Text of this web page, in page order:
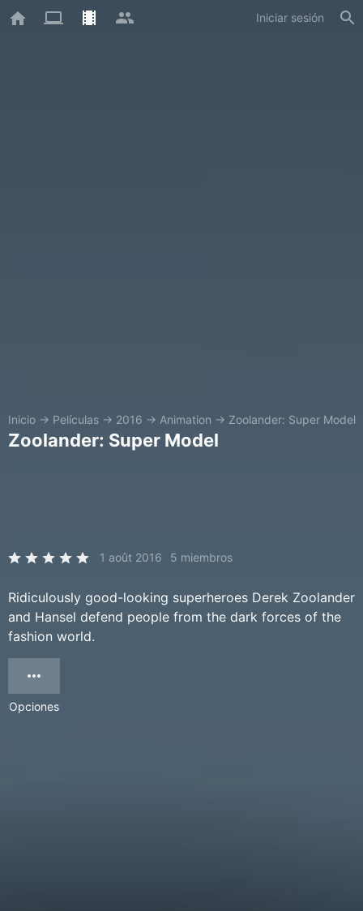
Iniciar sesión
Inicio → Películas → 2016 → Animation → Zoolander: Super Model
Zoolander: Super Model
1 août 2016 5 miembros
Ridiculously good-looking superheroes Derek Zoolander
and Hansel defend people from the dark forces of the
fashion world.
Opciones